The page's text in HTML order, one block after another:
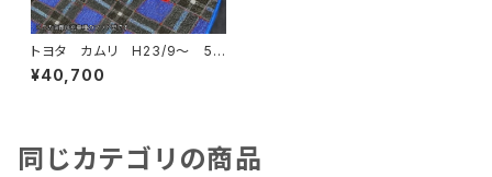
トヨタ カムリ H23/9〜 5
0/70系 フロアマット一式 カ
ーマット 神戸タータン 特別
¥40,700
同じカテゴリの商品